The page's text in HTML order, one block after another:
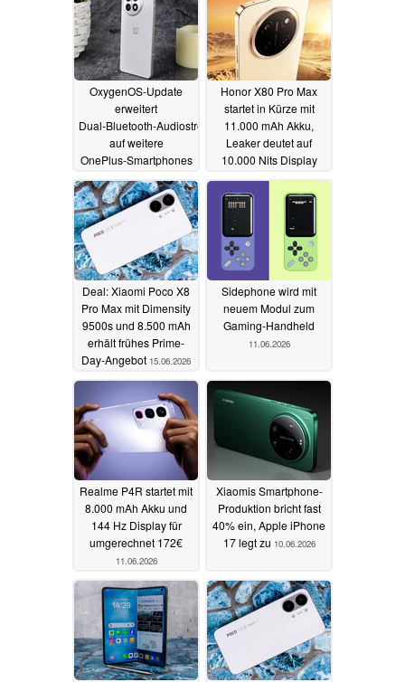
OxygenOS‑Update
erweitert
Dual‑Bluetooth‑Audiostreaming
auf weitere
OnePlus‑Smartphones
25.06.2026
Honor X80 Pro Max
startet in Kürze mit
11.000 mAh Akku,
Leaker deutet auf
10.000 Nits Display
15.06.2026
Deal: Xiaomi Poco X8
Pro Max mit Dimensity
9500s und 8.500 mAh
erhält frühes Prime-
Day-Angebot 15.06.2026
Sidephone wird mit
neuem Modul zum
Gaming-Handheld
11.06.2026
Realme P4R startet mit
8.000 mAh Akku und
144 Hz Display für
umgerechnet 172€
11.06.2026
Xiaomis Smartphone-
Produktion bricht fast
40% ein, Apple iPhone
17 legt zu 10.06.2026